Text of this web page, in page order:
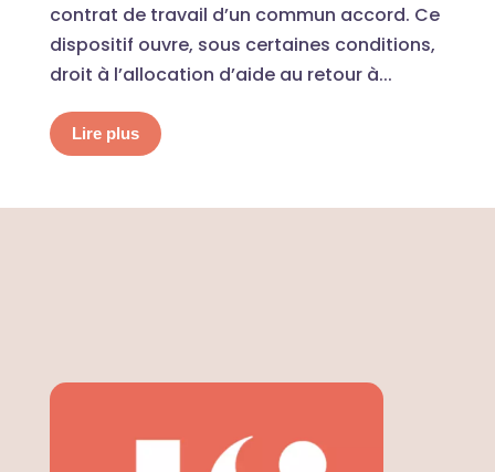
contrat de travail d’un commun accord. Ce
dispositif ouvre, sous certaines conditions,
droit à l’allocation d’aide au retour à...
Lire plus